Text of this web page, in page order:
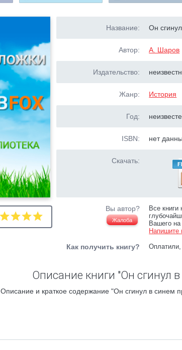
Название: Он
Автор: А. Шаров
Издательство:
Жанр: История
Год:
ISBN: нет
Скачать:
Вы автор?
Жалоба
Все
Вашего на
Напишите
Как получить книгу? Оплатили,
Описание книги "Он сгинул
Описание и краткое содержание "Он сгинул в синем